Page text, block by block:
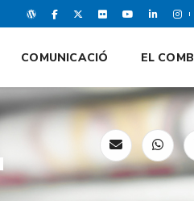
COMUNICACIÓ EL COMB